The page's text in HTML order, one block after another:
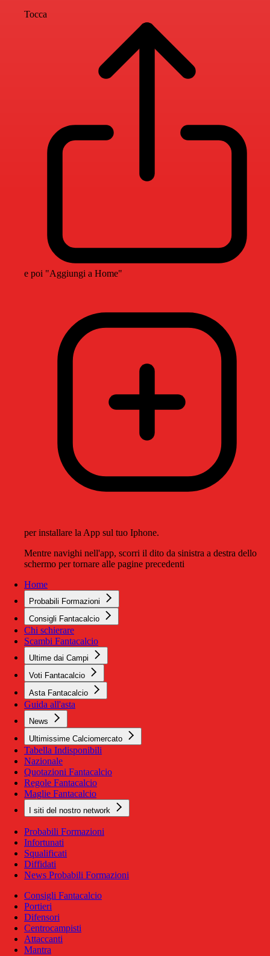
Tocca
e poi "Aggiungi a Home"
per installare la App sul tuo Iphone.
Mentre navighi nell'app, scorri il dito da sinistra a destra dello
schermo per tornare alle pagine precedenti
Home
Probabili Formazioni
Consigli Fantacalcio
Chi schierare
Scambi Fantacalcio
Ultime dai Campi
Voti Fantacalcio
Asta Fantacalcio
Guida all'asta
News
Ultimissime Calciomercato
Tabella Indisponibili
Nazionale
Quotazioni Fantacalcio
Regole Fantacalcio
Maglie Fantacalcio
I siti del nostro network
Probabili Formazioni
Infortunati
Squalificati
Diffidati
News Probabili Formazioni
Consigli Fantacalcio
Portieri
Difensori
Centrocampisti
Attaccanti
Mantra